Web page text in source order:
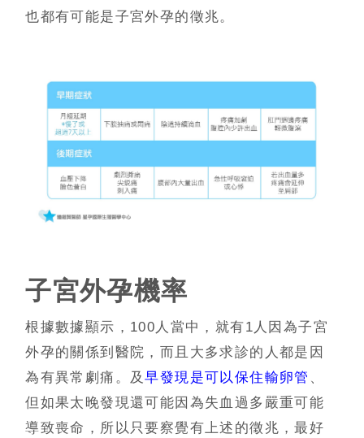
也都有可能是子宮外孕的徵兆。
子宮外孕機率
根據數據顯示， 100 人當中，就有1 人因為子宮
外孕的關係到醫院，而且大多求診的人都是因
為有異常劇痛。及早發現是可以保住輸卵管 、
但如果太晚發現還可能因為失血過多嚴重可能
導致喪命，所以只要察覺有上述的徵兆，最好